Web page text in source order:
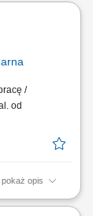
jakość
/
od
pokaż opis
oraz kontrola